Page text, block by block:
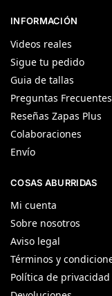
INFORMACIÓN
Videos reales
Sigue tu pedido
Guia de tallas
Preguntas Frecuentes
Reseñas Zapas Plus
Colaboraciones
Envío
COSAS ABURRIDAS
Mi cuenta
Sobre nosotros
Aviso legal
Términos y
Política de privacidad